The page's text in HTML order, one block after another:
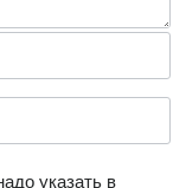
указать в